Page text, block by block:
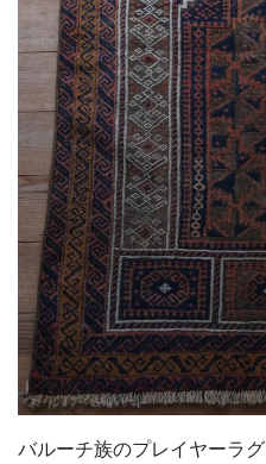
バルーチ族のプレイヤーラ